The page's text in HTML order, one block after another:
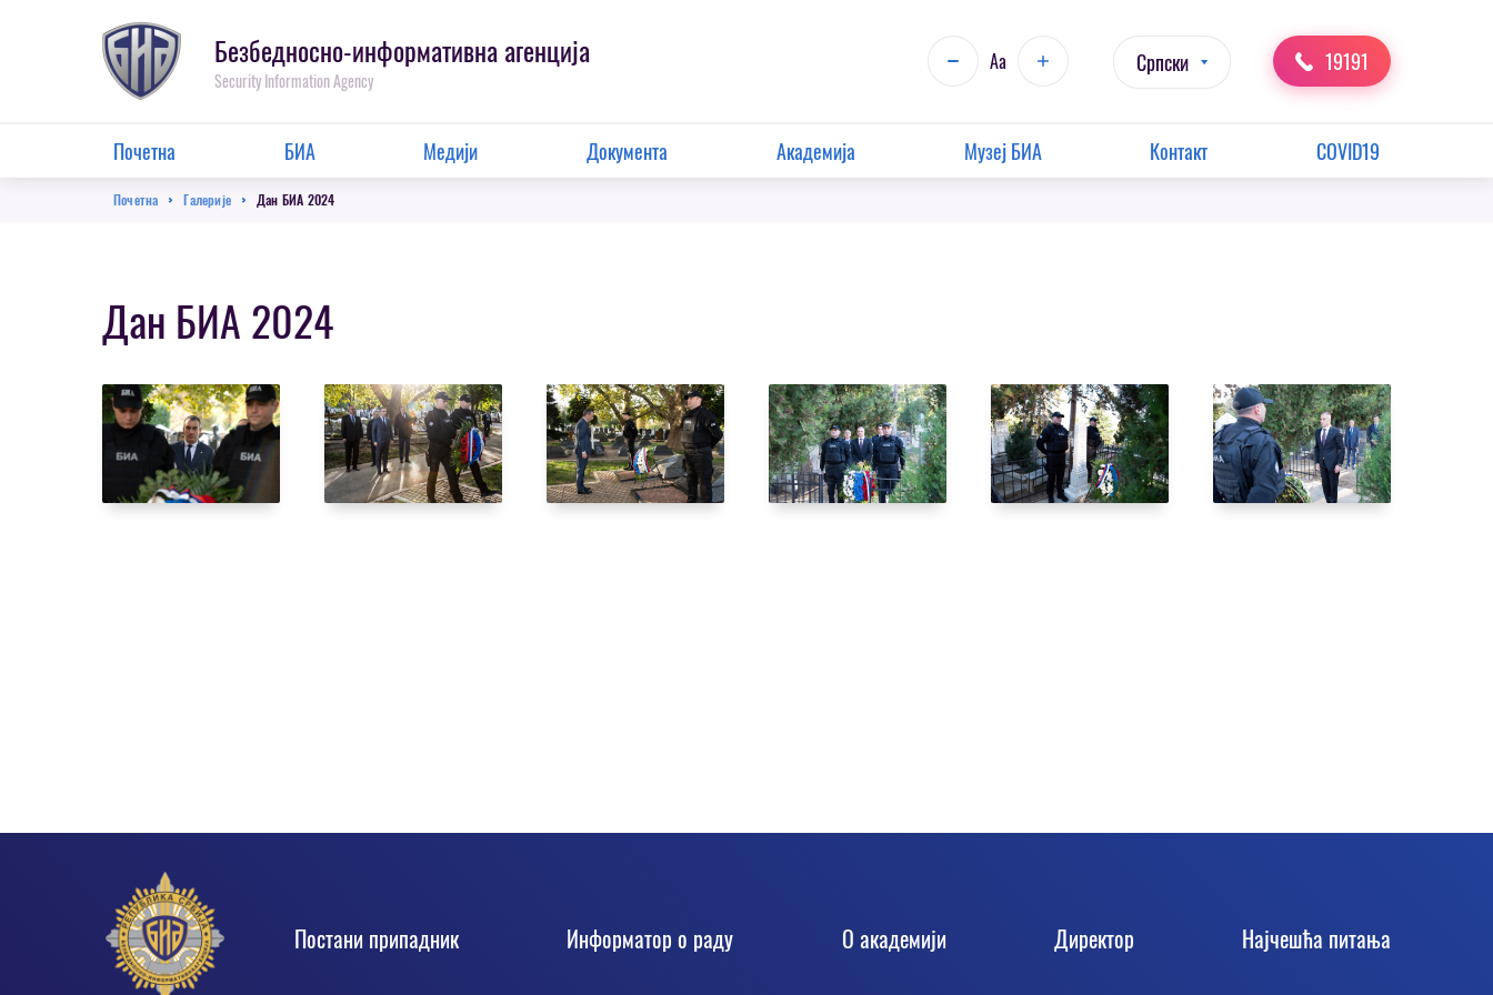
Безбедносно-информативна агенција
Security Information Agency
Aa Српски 19191
Main
Menu
Почетна БИА Медији Документа Академија Музеј БИА Контакт COVID19
Breadcrumb
Почетна Галерије Дан БИА 2024
Дан БИА 2024
Footer
Постани припадник Информатор о раду О академији Директор Најчешћа питања